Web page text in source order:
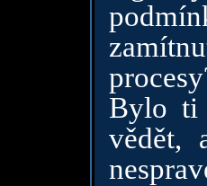
Bylo ti
vědět,